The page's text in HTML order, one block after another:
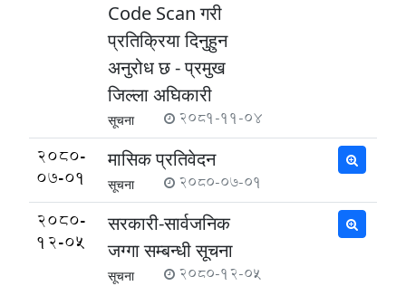
Code Scan गरी
प्रतिक्रिया दिनुहुन
अनुरोध छ - प्रमुख
जिल्ला अघिकारी
सूचना 2081-11-04
2080-
07-01
मासिक प्रतिवेदन
सूचना 2080-07-01
2080-
12-05
सरकारी-सार्वजनिक
जग्गा सम्बन्धी सूचना
सूचना 2080-12-05